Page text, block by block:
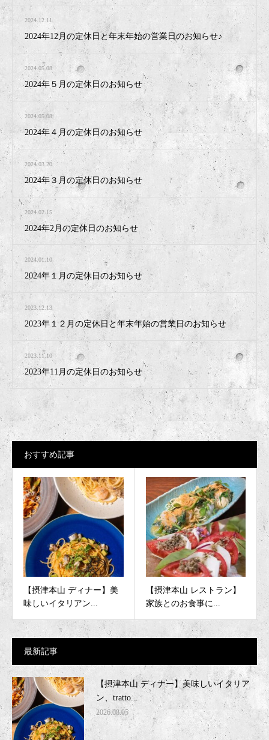
2024.12.11
2024年12月の定休日と年末年始の営業日のお知らせ♪
2024.05.08
2024年５月の定休日のお知らせ
2024.05.08
2024年４月の定休日のお知らせ
2024.03.20
2024年３月の定休日のお知らせ
2024.02.15
2024年2月の定休日のお知らせ
2024.01.10
2024年１月の定休日のお知らせ
2023.12.13
2023年１２月の定休日と年末年始の営業日のお知らせ
2023.11.10
2023年11月の定休日のお知らせ
おすすめ記事
【摂津本山 ディナー】美
味しいイタリアン...
【摂津本山 レストラン】
家族とのお食事に...
最新記事
【摂津本山 ディナー】美味しいイタリア
ン、tratto...
2026.08.05